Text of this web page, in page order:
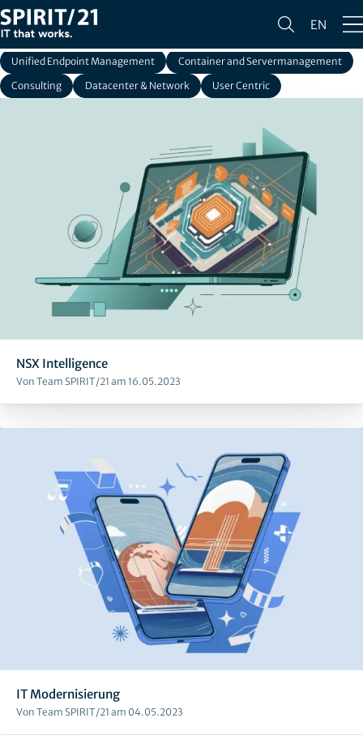
EN
Alle Corporate
SAP Services
Unified Endpoint Management Container and Servermanagement
Consulting Datacenter & Network User Centric
NSX Intelligence
Von Team SPIRIT/21 am 16.05.2023
IT Modernisierung
Von Team SPIRIT/21 am 04.05.2023